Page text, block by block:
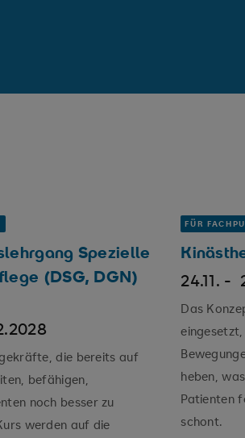
Spezielle
(DSG, DGN)
die bereits auf
befähigen,
noch besser zu
werden auf die
FÜR
24.11. -
Das
heben,
Patienten
schont.